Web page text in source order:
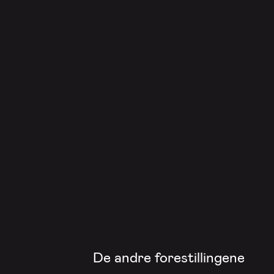
De andre forestillingene